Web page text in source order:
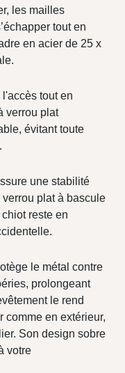
les mailles
tout en
en acier de 25 x
tout en
verrou plat
évitant toute
une stabilité
plat à bascule
reste en
le métal contre
prolongeant
le rend
comme en extérieur,
Son design sobre
votre